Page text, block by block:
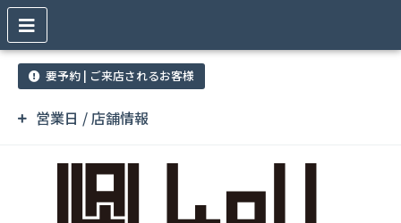
営業日 / 店舗情報
要予約 | ご来店されるお客様